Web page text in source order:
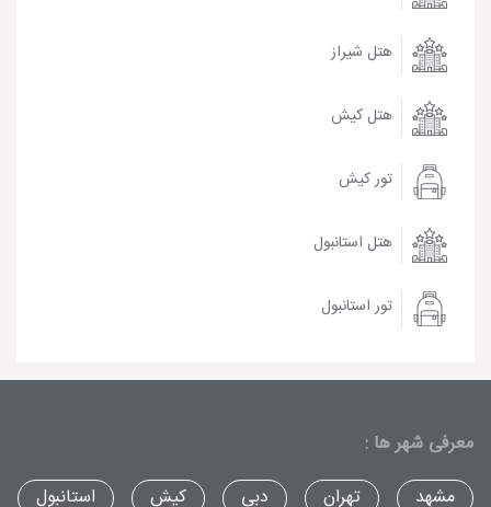
هتل شیراز
هتل کیش
تور کیش
هتل استانبول
تور استانبول
معرفی شهر ها :
مشهد
تهران دبی کیش استانبول